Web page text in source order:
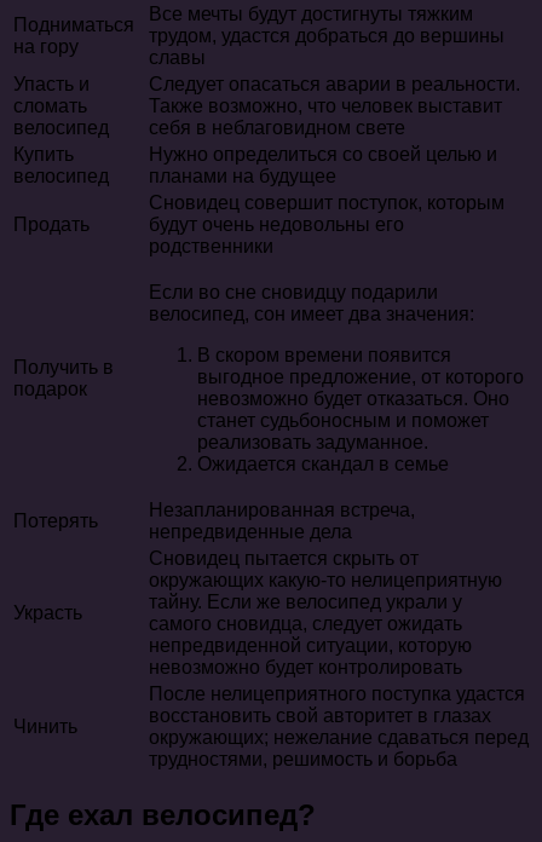
Подниматься
на гору
Все мечты будут достигнуты тяжким
трудом, удастся добраться до вершины
славы
Упасть и
сломать
велосипед
Следует опасаться аварии в реальности.
Также возможно, что человек выставит
себя в неблаговидном свете
Купить
велосипед
Нужно определиться со своей целью и
планами на будущее
Продать
Сновидец совершит поступок, которым
будут очень недовольны его
родственники
Получить в
подарок
Если во сне сновидцу подарили
велосипед, сон имеет два значения:
В скором времени появится
выгодное предложение, от которого
невозможно будет отказаться. Оно
станет судьбоносным и поможет
реализовать задуманное.
Ожидается скандал в семье
Потерять
Незапланированная встреча,
непредвиденные дела
Украсть
Сновидец пытается скрыть от
окружающих какую-то нелицеприятную
тайну. Если же велосипед украли у
самого сновидца, следует ожидать
непредвиденной ситуации, которую
невозможно будет контролировать
Чинить
После нелицеприятного поступка удастся
восстановить свой авторитет в глазах
окружающих; нежелание сдаваться перед
трудностями, решимость и борьба
Где ехал велосипед?